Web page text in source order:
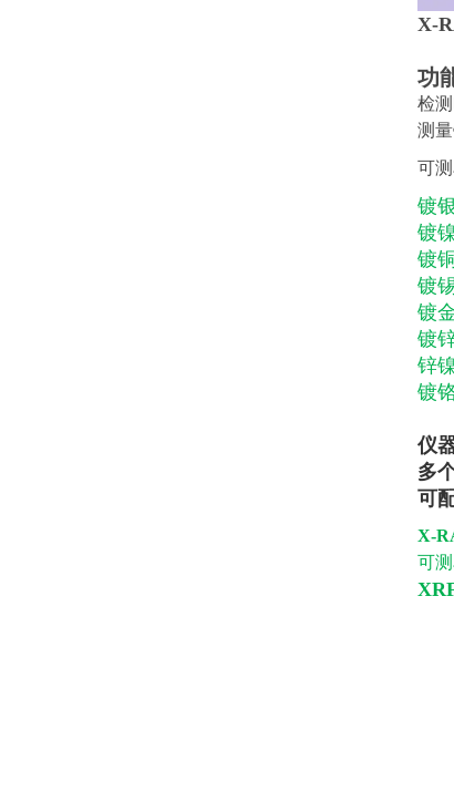
X-
功
检
测
可
镀
镀
镀
镀
镀
镀
锌
镀
仪
多
可
X-
可